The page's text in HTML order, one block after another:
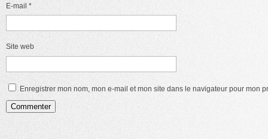
E-mail *
Site web
Enregistrer mon nom, mon e-mail et mon site dans le navigateur pour mon